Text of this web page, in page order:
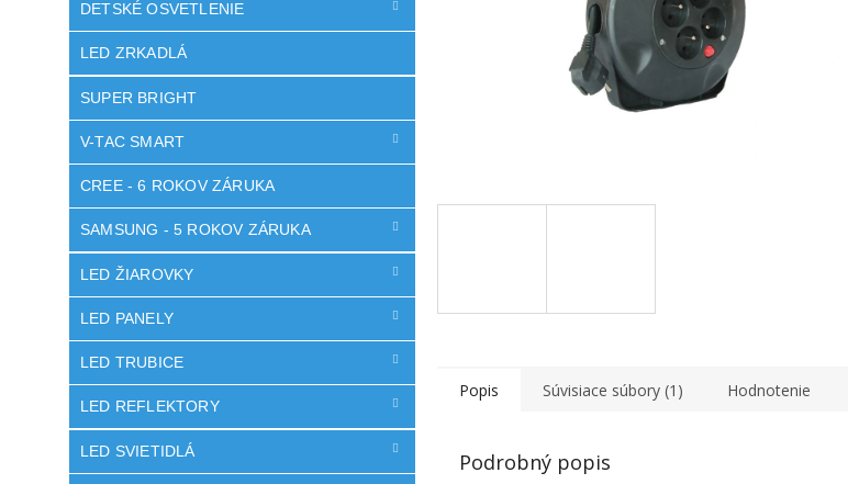
DETSKÉ OSVETLENIE
LED ZRKADLÁ
SUPER BRIGHT
V-TAC SMART
CREE - 6 ROKOV ZÁRUKA
SAMSUNG - 5 ROKOV ZÁRUKA
LED ŽIAROVKY
LED PANELY
LED TRUBICE
LED REFLEKTORY
LED SVIETIDLÁ
Popis Súvisiace súbory (1) Hodnotenie
Podrobný popis